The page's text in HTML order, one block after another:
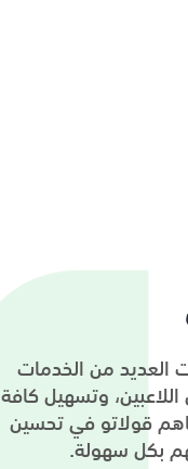
العديد من الخدمات
وتسهيل كافة
قولاتو في تحسين
بكل سهولة.